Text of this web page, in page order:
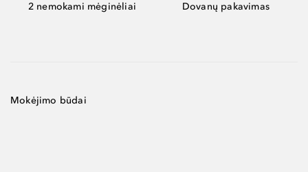
2 nemokami mėginėliai Dovanų pakavimas
Mokėjimo būdai